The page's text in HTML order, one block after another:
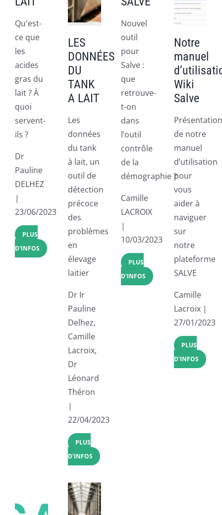
Qu'est-
ce que
les
acides
gras du
lait ? À
quoi
servent-
ils ?
Dr
Pauline
DELHEZ
|
23/06/2023
PLUS
D'INFOS
LES
DONNÉES
DU
TANK
A LAIT
Les
données
du tank
à lait, un
outil de
détection
précoce
des
problèmes
en
élevage
laitier
Dr Ir
Pauline
Delhez,
Camille
Lacroix,
Dr
Léonard
Théron
|
22/04/2023
PLUS
D'INFOS
Nouvel
outil
pour
Salve :
que
retrouve-
t-on
dans
l’outil
contrôle
de la
démographie ?
Camille
LACROIX
|
10/03/2023
PLUS
D'INFOS
Notre
manuel
Wiki
Salve
Présentation
de notre
manuel
d’utilisation
pour
vous
aider à
naviguer
sur
notre
plateforme
SALVE
Camille
Lacroix |
27/01/2023
PLUS
D'INFOS